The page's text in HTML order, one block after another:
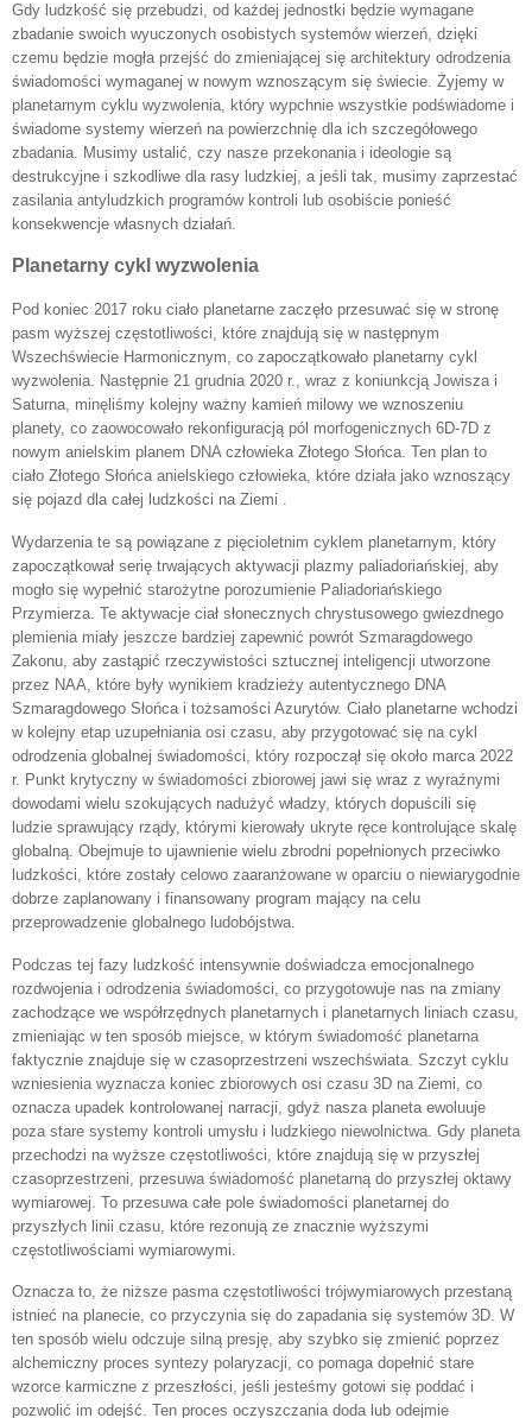
Gdy ludzkość się przebudzi, od każdej jednostki będzie wymagane
zbadanie swoich wyuczonych osobistych systemów wierzeń, dzięki
czemu będzie mogła przejść do zmieniającej się architektury odrodzenia
świadomości wymaganej w nowym wznoszącym się świecie. Żyjemy w
planetarnym cyklu wyzwolenia, który wypchnie wszystkie podświadome i
świadome systemy wierzeń na powierzchnię dla ich szczegółowego
zbadania. Musimy ustalić, czy nasze przekonania i ideologie są
destrukcyjne i szkodliwe dla rasy ludzkiej, a jeśli tak, musimy zaprzestać
zasilania antyludzkich programów kontroli lub osobiście ponieść
konsekwencje własnych działań.
Planetarny cykl wyzwolenia
Pod koniec 2017 roku ciało planetarne zaczęło przesuwać się w stronę
pasm wyższej częstotliwości, które znajdują się w następnym
Wszechświecie Harmonicznym, co zapoczątkowało planetarny cykl
wyzwolenia. Następnie 21 grudnia 2020 r., wraz z koniunkcją Jowisza i
Saturna, minęliśmy kolejny ważny kamień milowy we wznoszeniu
planety, co zaowocowało rekonfiguracją pól morfogenicznych 6D-7D z
nowym anielskim planem DNA człowieka Złotego Słońca. Ten plan to
ciało Złotego Słońca anielskiego człowieka, które działa jako wznoszący
się pojazd dla całej ludzkości na Ziemi
Wydarzenia te są powiązane z pięcioletnim cyklem planetarnym, który
zapoczątkował serię trwających aktywacji plazmy paliadoriańskiej, aby
mogło się wypełnić starożytne porozumienie Paliadoriańskiego
Przymierza. Te aktywacje ciał słonecznych chrystusowego gwiezdnego
plemienia miały jeszcze bardziej zapewnić powrót Szmaragdowego
Zakonu, aby zastąpić rzeczywistości sztucznej inteligencji utworzone
przez NAA, które były wynikiem kradzieży autentycznego DNA
Szmaragdowego Słońca i tożsamości Azurytów. Ciało planetarne wchodzi
w kolejny etap uzupełniania osi czasu, aby przygotować się na cykl
odrodzenia globalnej świadomości, który rozpoczął się około marca 2022
r. Punkt krytyczny w świadomości zbiorowej jawi się wraz z wyraźnymi
dowodami wielu szokujących nadużyć władzy, których dopuścili się
ludzie sprawujący rządy, którymi kierowały ukryte ręce kontrolujące skalę
globalną. Obejmuje to ujawnienie wielu zbrodni popełnionych przeciwko
ludzkości, które zostały celowo zaaranżowane w oparciu o niewiarygodnie
dobrze zaplanowany i finansowany program mający na celu
przeprowadzenie globalnego ludobójstwa.
Podczas tej fazy ludzkość intensywnie doświadcza emocjonalnego
rozdwojenia i odrodzenia świadomości, co przygotowuje nas na zmiany
zachodzące we współrzędnych planetarnych i planetarnych liniach czasu,
zmieniając w ten sposób miejsce, w którym świadomość planetarna
faktycznie znajduje się w czasoprzestrzeni wszechświata. Szczyt cyklu
wzniesienia wyznacza koniec zbiorowych osi czasu 3D na Ziemi, co
oznacza upadek kontrolowanej narracji, gdyż nasza planeta ewoluuje
poza stare systemy kontroli umysłu i ludzkiego niewolnictwa. Gdy planeta
przechodzi na wyższe częstotliwości, które znajdują się w przyszłej
czasoprzestrzeni, przesuwa świadomość planetarną do przyszłej oktawy
wymiarowej. To przesuwa całe pole świadomości planetarnej do
przyszłych linii czasu, które rezonują ze znacznie wyższymi
częstotliwościami wymiarowymi.
Oznacza to, że niższe pasma częstotliwości trójwymiarowych przestaną
istnieć na planecie, co przyczynia się do zapadania się systemów 3D. W
ten sposób wielu odczuje silną presję, aby szybko się zmienić poprzez
alchemiczny proces syntezy polaryzacji, co pomaga dopełnić stare
wzorce karmiczne z przeszłości, jeśli jesteśmy gotowi się poddać i
pozwolić im odejść. Ten proces oczyszczania doda lub odejmie